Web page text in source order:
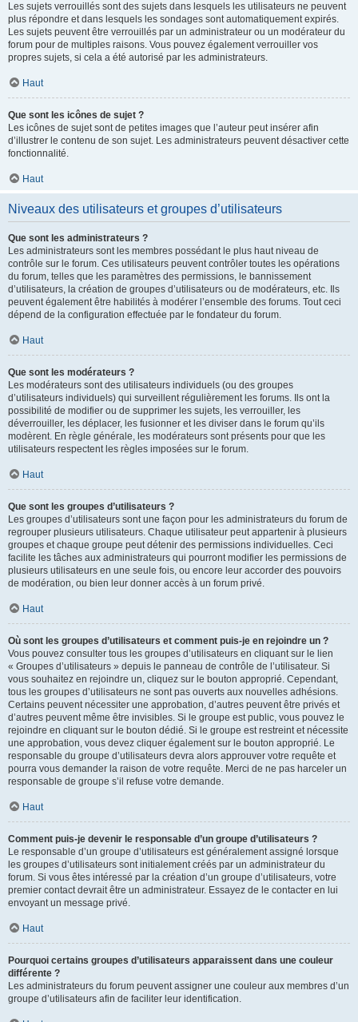
Les sujets verrouillés sont des sujets dans lesquels les utilisateurs ne peuvent
plus répondre et dans lesquels les sondages sont automatiquement expirés.
Les sujets peuvent être verrouillés par un administrateur ou un modérateur du
forum pour de multiples raisons. Vous pouvez également verrouiller vos
propres sujets, si cela a été autorisé par les administrateurs.
Haut
Que sont les icônes de sujet ?
Les icônes de sujet sont de petites images que l’auteur peut insérer afin
d’illustrer le contenu de son sujet. Les administrateurs peuvent désactiver cette
fonctionnalité.
Haut
Niveaux des utilisateurs et groupes d’utilisateurs
Que sont les administrateurs ?
Les administrateurs sont les membres possédant le plus haut niveau de
contrôle sur le forum. Ces utilisateurs peuvent contrôler toutes les opérations
du forum, telles que les paramètres des permissions, le bannissement
d’utilisateurs, la création de groupes d’utilisateurs ou de modérateurs, etc. Ils
peuvent également être habilités à modérer l’ensemble des forums. Tout ceci
dépend de la configuration effectuée par le fondateur du forum.
Haut
Que sont les modérateurs ?
Les modérateurs sont des utilisateurs individuels (ou des groupes
d’utilisateurs individuels) qui surveillent régulièrement les forums. Ils ont la
possibilité de modifier ou de supprimer les sujets, les verrouiller, les
déverrouiller, les déplacer, les fusionner et les diviser dans le forum qu’ils
modèrent. En règle générale, les modérateurs sont présents pour que les
utilisateurs respectent les règles imposées sur le forum.
Haut
Que sont les groupes d’utilisateurs ?
Les groupes d’utilisateurs sont une façon pour les administrateurs du forum de
regrouper plusieurs utilisateurs. Chaque utilisateur peut appartenir à plusieurs
groupes et chaque groupe peut détenir des permissions individuelles. Ceci
facilite les tâches aux administrateurs qui pourront modifier les permissions de
plusieurs utilisateurs en une seule fois, ou encore leur accorder des pouvoirs
de modération, ou bien leur donner accès à un forum privé.
Haut
Où sont les groupes d’utilisateurs et comment puis-je en rejoindre un ?
Vous pouvez consulter tous les groupes d’utilisateurs en cliquant sur le lien
« Groupes d’utilisateurs » depuis le panneau de contrôle de l’utilisateur. Si
vous souhaitez en rejoindre un, cliquez sur le bouton approprié. Cependant,
tous les groupes d’utilisateurs ne sont pas ouverts aux nouvelles adhésions.
Certains peuvent nécessiter une approbation, d’autres peuvent être privés et
d’autres peuvent même être invisibles. Si le groupe est public, vous pouvez le
rejoindre en cliquant sur le bouton dédié. Si le groupe est restreint et nécessite
une approbation, vous devez cliquer également sur le bouton approprié. Le
responsable du groupe d’utilisateurs devra alors approuver votre requête et
pourra vous demander la raison de votre requête. Merci de ne pas harceler un
responsable de groupe s’il refuse votre demande.
Haut
Comment puis-je devenir le responsable d’un groupe d’utilisateurs ?
Le responsable d’un groupe d’utilisateurs est généralement assigné lorsque
les groupes d’utilisateurs sont initialement créés par un administrateur du
forum. Si vous êtes intéressé par la création d’un groupe d’utilisateurs, votre
premier contact devrait être un administrateur. Essayez de le contacter en lui
envoyant un message privé.
Haut
Pourquoi certains groupes d’utilisateurs apparaissent dans une couleur
différente ?
Les administrateurs du forum peuvent assigner une couleur aux membres d’un
groupe d’utilisateurs afin de faciliter leur identification.